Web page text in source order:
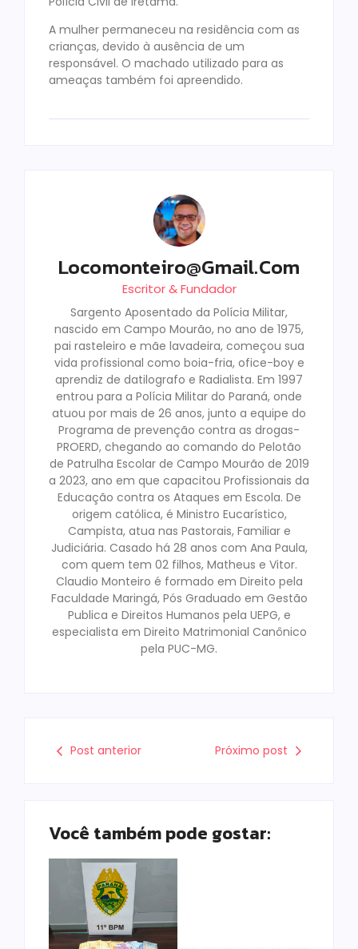
A mulher permaneceu na residência com as
crianças, devido à ausência de um
responsável. O machado utilizado para as
ameaças também foi apreendido.
Locomonteiro@gmail.com
Escritor & Fundador
Sargento Aposentado da Polícia Militar,
nascido em Campo Mourão, no ano de 1975,
pai rasteleiro e mãe lavadeira, começou sua
vida profissional como boia-fria, ofice-boy e
aprendiz de datilografo e Radialista. Em 1997
entrou para a Polícia Militar do Paraná, onde
atuou por mais de 26 anos, junto a equipe do
Programa de prevenção contra as drogas-
PROERD, chegando ao comando do Pelotão
de Patrulha Escolar de Campo Mourão de 2019
a 2023, ano em que capacitou Profissionais da
Educação contra os Ataques em Escola. De
origem católica, é Ministro Eucarístico,
Campista, atua nas Pastorais, Familiar e
Judiciária. Casado há 28 anos com Ana Paula,
com quem tem 02 filhos, Matheus e Vitor.
Claudio Monteiro é formado em Direito pela
Faculdade Maringá, Pós Graduado em Gestão
Publica e Direitos Humanos pela UEPG, e
especialista em Direito Matrimonial Canônico
pela PUC-MG.
Post anterior Próximo post
Você também pode gostar: